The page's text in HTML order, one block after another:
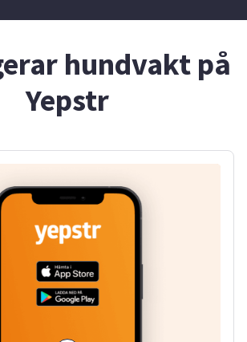
hundvakt på
Yepstr